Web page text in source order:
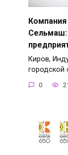
Сельмаш:
Киров,
городской
0